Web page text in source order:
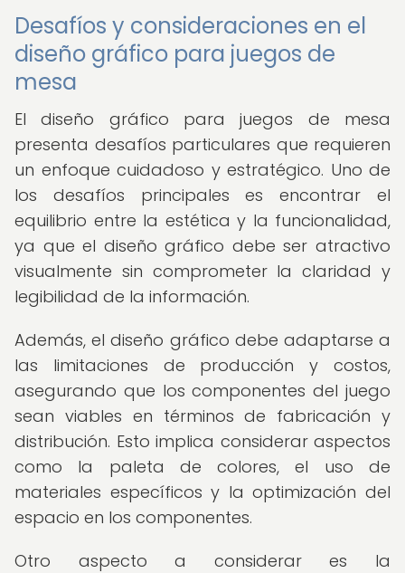
Desafíos y consideraciones en el
diseño gráfico para juegos de
mesa
El diseño gráfico para juegos de mesa
presenta desafíos particulares que requieren
un enfoque cuidadoso y estratégico. Uno de
los desafíos principales es encontrar el
equilibrio entre la estética y la funcionalidad,
ya que el diseño gráfico debe ser atractivo
visualmente sin comprometer la claridad y
legibilidad de la información.
Además, el diseño gráfico debe adaptarse a
las limitaciones de producción y costos,
asegurando que los componentes del juego
sean viables en términos de fabricación y
distribución. Esto implica considerar aspectos
como la paleta de colores, el uso de
materiales específicos y la optimización del
espacio en los componentes.
Otro aspecto a considerar es la